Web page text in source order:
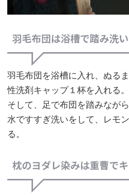
羽毛布団は浴槽で踏み洗
羽毛布団を浴槽に入れ、ぬるま
性洗剤キャップ１杯を入れる。
そして、足で布団を踏みながら
水ですすぎ洗いをして、レモ
る。
枕のヨダレ染みは重曹で